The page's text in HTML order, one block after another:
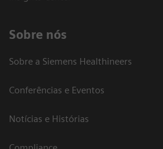
Sobre nós
Sobre a Siemens Healthineers
Conferências e Eventos
Notícias e Histórias